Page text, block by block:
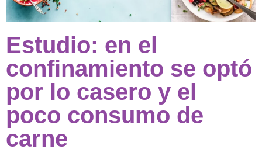
Estudio: en el
confinamiento se optó
por lo casero y el
poco consumo de
carne